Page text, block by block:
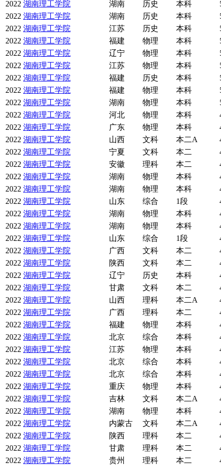
2022 湖南理工学院 湖南 历史 本科
2022 湖南理工学院 湖南 历史 本科
2022 湖南理工学院 江苏 历史 本科
2022 湖南理工学院 福建 物理 本科
2022 湖南理工学院 辽宁 物理 本科
2022 湖南理工学院 江苏 物理 本科
2022 湖南理工学院 福建 历史 本科
2022 湖南理工学院 福建 物理 本科
2022 湖南理工学院 湖南 物理 本科
2022 湖南理工学院 河北 物理 本科
2022 湖南理工学院 广东 物理 本科
2022 湖南理工学院 山西 文科 本二A
2022 湖南理工学院 宁夏 文科 本二
2022 湖南理工学院 安徽 理科 本二
2022 湖南理工学院 湖南 物理 本科
2022 湖南理工学院 湖南 物理 本科
2022 湖南理工学院 山东 综合 1段
2022 湖南理工学院 湖南 物理 本科
2022 湖南理工学院 湖南 物理 本科
2022 湖南理工学院 山东 综合 1段
2022 湖南理工学院 广西 文科 本二
2022 湖南理工学院 陕西 文科 本二
2022 湖南理工学院 辽宁 历史 本科
2022 湖南理工学院 甘肃 文科 本二
2022 湖南理工学院 山西 理科 本二A
2022 湖南理工学院 广西 理科 本二
2022 湖南理工学院 福建 物理 本科
2022 湖南理工学院 北京 综合 本科
2022 湖南理工学院 江苏 物理 本科
2022 湖南理工学院 北京 综合 本科
2022 湖南理工学院 北京 综合 本科
2022 湖南理工学院 重庆 物理 本科
2022 湖南理工学院 吉林 文科 本二A
2022 湖南理工学院 湖南 物理 本科
2022 湖南理工学院 内蒙古 文科 本二A
2022 湖南理工学院 陕西 理科 本二
2022 湖南理工学院 甘肃 理科 本二
2022 湖南理工学院 贵州 理科 本二